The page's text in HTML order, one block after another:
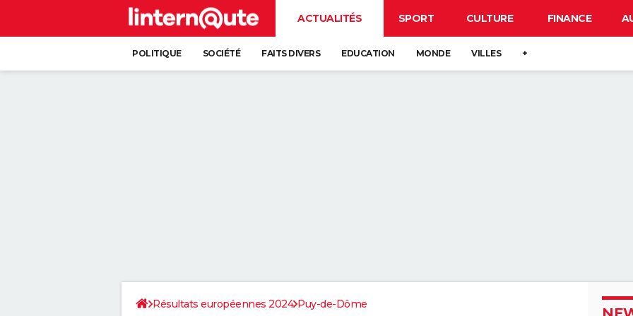
ACTUALITÉS SPORT CULTURE FINANCE
POLITIQUE SOCIÉTÉ FAITS DIVERS EDUCATION MONDE VILLES +
Résultats européennes 2024 Puy-de-Dôme